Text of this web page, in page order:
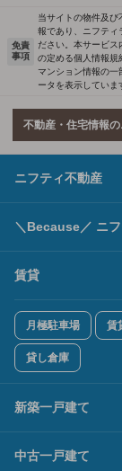
免責
事項
当サイトの物件及
報であり、ニフティ
ださい。本サービス
の定める個人情報規
マンション情報の一
ータを表示していま
不動産・住宅情報
ニフティ不動産
＼Because／ ニ
賃貸
月極駐車場 賃
貸し倉庫
新築一戸建て
中古一戸建て